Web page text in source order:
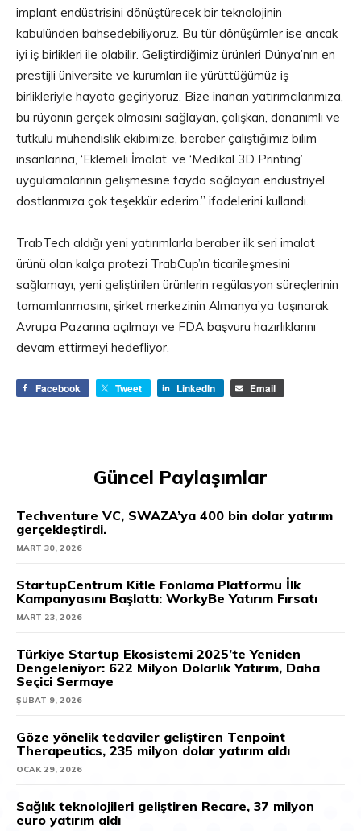
implant endüstrisini dönüştürecek bir teknolojinin
kabulünden bahsedebiliyoruz. Bu tür dönüşümler ise ancak
iyi iş birlikleri ile olabilir. Geliştirdiğimiz ürünleri Dünya’nın en
prestijli üniversite ve kurumları ile yürüttüğümüz iş
birlikleriyle hayata geçiriyoruz. Bize inanan yatırımcılarımıza,
bu rüyanın gerçek olmasını sağlayan, çalışkan, donanımlı ve
tutkulu mühendislik ekibimize, beraber çalıştığımız bilim
insanlarına, ‘Eklemeli İmalat’ ve ‘Medikal 3D Printing’
uygulamalarının gelişmesine fayda sağlayan endüstriyel
dostlarımıza çok teşekkür ederim.” ifadelerini kullandı.
TrabTech aldığı yeni yatırımlarla beraber ilk seri imalat
ürünü olan kalça protezi TrabCup’ın ticarileşmesini
sağlamayı, yeni geliştirilen ürünlerin regülasyon süreçlerinin
tamamlanmasını, şirket merkezinin Almanya’ya taşınarak
Avrupa Pazarına açılmayı ve FDA başvuru hazırlıklarını
devam ettirmeyi hedefliyor.
Facebook Tweet LinkedIn Email
Güncel Paylaşımlar
Techventure VC, SWAZA’ya 400 bin dolar yatırım
gerçekleştirdi.
MART 30, 2026
StartupCentrum Kitle Fonlama Platformu İlk
Kampanyasını Başlattı: WorkyBe Yatırım Fırsatı
MART 23, 2026
Türkiye Startup Ekosistemi 2025’te Yeniden
Dengeleniyor: 622 Milyon Dolarlık Yatırım, Daha
Seçici Sermaye
ŞUBAT 9, 2026
Göze yönelik tedaviler geliştiren Tenpoint
Therapeutics, 235 milyon dolar yatırım aldı
OCAK 29, 2026
Sağlık teknolojileri geliştiren Recare, 37 milyon
euro yatırım aldı